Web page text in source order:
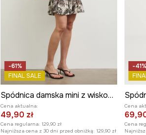
-61%
FINAL SALE
Spódnica damska mini z wiskozy wzorzysta
Cena aktualna:
49,90 zł
Cena regularna: 129,90 zł
Najniższa cena z 30 dni przed obniżką: 129,90 zł
-41%
Cena
Cena